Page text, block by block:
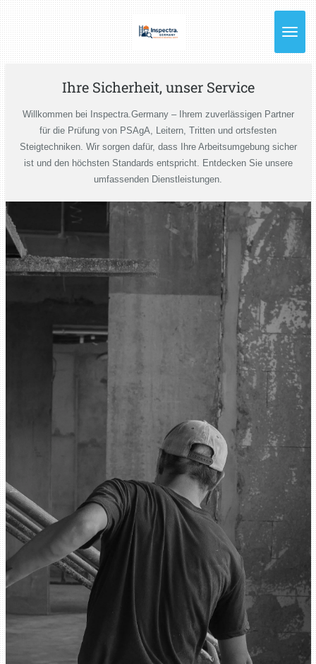
Zum
Hauptinhalt
springen
Ihre Sicherheit, unser Service
Willkommen bei Inspectra.Germany – Ihrem zuverlässigen Partner
für die Prüfung von PSAgA, Leitern, Tritten und ortsfesten
Steigtechniken. Wir sorgen dafür, dass Ihre Arbeitsumgebung sicher
ist und den höchsten Standards entspricht. Entdecken Sie unsere
umfassenden Dienstleistungen.